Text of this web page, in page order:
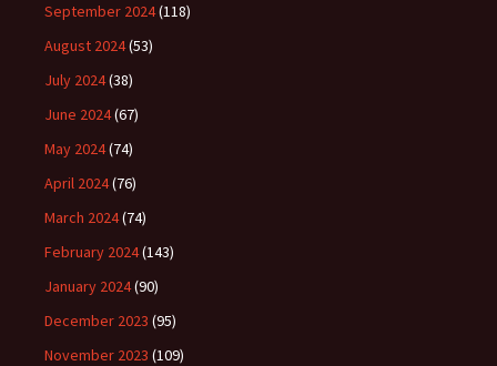
September 2024(118)
August 2024(53)
July 2024(38)
June 2024(67)
May 2024(74)
April 2024(76)
March 2024(74)
February 2024(143)
January 2024(90)
December 2023 (95)
November 2023 (109)